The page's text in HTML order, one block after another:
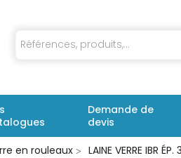
Demande de
devis
en rouleaux LAINE VERRE IBR